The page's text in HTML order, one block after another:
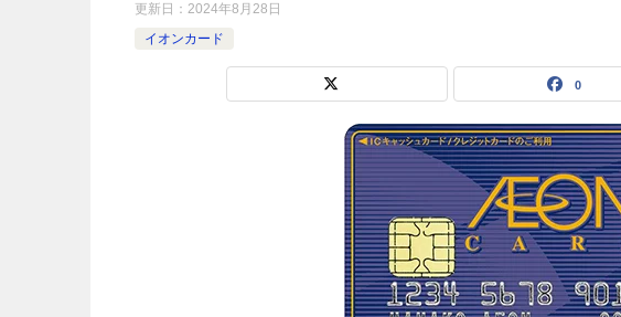
更新日： 2024年8月28日
イオンカード
0